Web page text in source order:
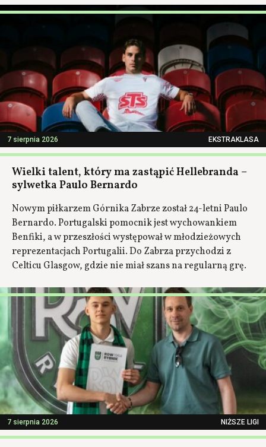
7 sierpnia 2026 EKSTRAKLASA
Wielki talent, który ma zastąpić Hellebranda –
sylwetka Paulo Bernardo
Nowym piłkarzem Górnika Zabrze został 24-letni Paulo
Bernardo. Portugalski pomocnik jest wychowankiem
Benfiki, a w przeszłości występował w młodzieżowych
reprezentacjach Portugalii. Do Zabrza przychodzi z
Celticu Glasgow, gdzie nie miał szans na regularną grę.
7 sierpnia 2026 NIŻSZE LIGI